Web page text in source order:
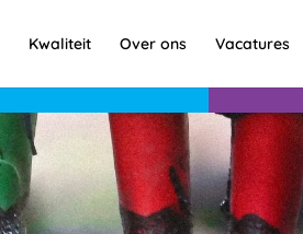
Kwaliteit Over ons Vacatures